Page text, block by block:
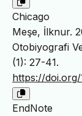
Chicago
Meşe, İlknur.
Otobiyografi
(1): 27-41.
https://doi.org/
EndNote